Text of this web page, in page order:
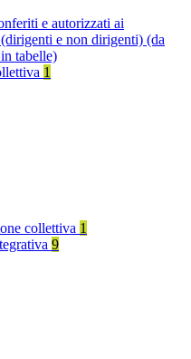
e autorizzati ai
e non dirigenti) (da
tabelle)
1
collettiva 1
9